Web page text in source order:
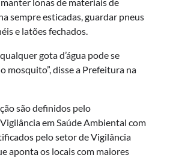
lonas de materiais de
sempre esticadas, guardar pneus
e latões fechados.
gota d’água pode se
mosquito”, disse a Prefeitura na
são definidos pelo
em Saúde Ambiental com
pelo setor de Vigilância
aponta os locais com maiores